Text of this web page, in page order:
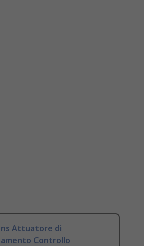
Attuatore di
Controllo